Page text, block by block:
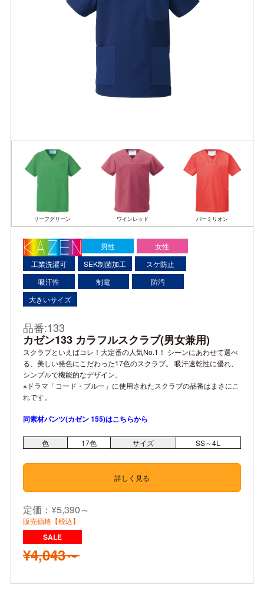
リーフグリーン ワインレッド バーミリオン
男性
女性
工業洗濯可
SEK制菌加工
スケ防止
吸汗性
制電
防汚
大きいサイズ
品番:133
カゼン133 カラフルスクラブ(男女兼用)
スクラブといえばコレ！大定番の人気No.1！ シーンにあわせて選べ
る、美しい発色にこだわった17色のスクラブ。 吸汗速乾性に優れ、
シンプルで機能的なデザイン。
※ドラマ「コード・ブルー」に使用されたスクラブの品番はまさにこ
れです。
同素材パンツ(カゼン 155)はこちらから
色 17色 サイズ SS～4L
詳しく見る
定価：¥5,390～
販売価格【税込】
¥4,043～